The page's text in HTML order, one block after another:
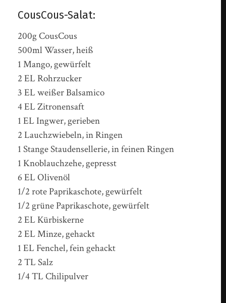
CousCous-Salat:
200g CousCous
500ml Wasser, heiß
1 Mango, gewürfelt
2 EL Rohrzucker
3 EL weißer Balsamico
4 EL Zitronensaft
1 EL Ingwer, gerieben
2 Lauchzwiebeln, in Ringen
1 Stange Staudensellerie, in feinen Ringen
1 Knoblauchzehe, gepresst
6 EL Olivenöl
1/2 rote Paprikaschote, gewürfelt
1/2 grüne Paprikaschote, gewürfelt
2 EL Kürbiskerne
2 EL Minze, gehackt
1 EL Fenchel, fein gehackt
2 TL Salz
1/4 TL Chilipulver